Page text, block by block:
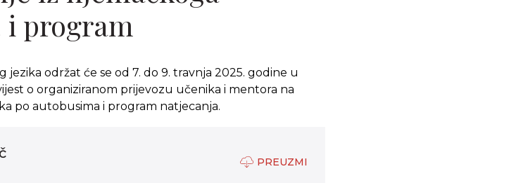
i program
jezika održat će se od 7. do 9. travnja 2025. godine u
o organiziranom prijevozu učenika i mentora na
po autobusima i program natjecanja.
PREUZMI